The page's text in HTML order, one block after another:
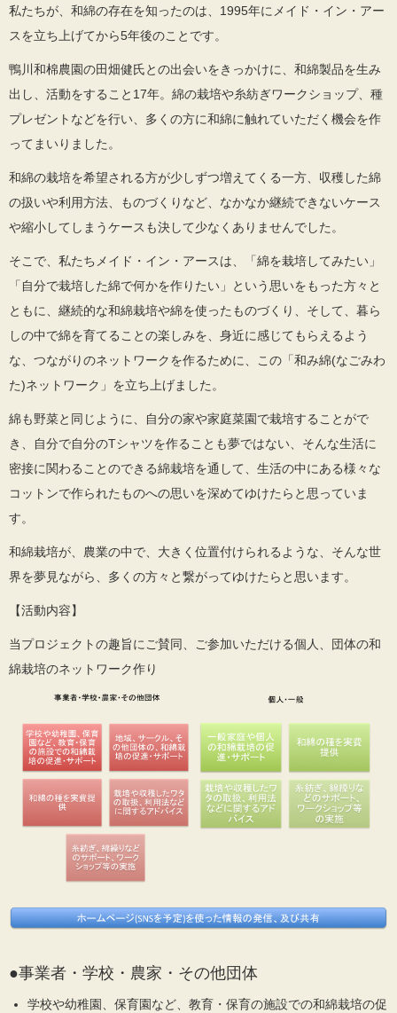
私たちが、和綿の存在を知ったのは、1995年にメイド・イン・アー
スを立ち上げてから5年後のことです。
鴨川和棉農園の田畑健氏との出会いをきっかけに、和綿製品を生み
出し、活動をすること17年。綿の栽培や糸紡ぎワークショップ、種
プレゼントなどを行い、多くの方に和綿に触れていただく機会を作
ってまいりました。
和綿の栽培を希望される方が少しずつ増えてくる一方、収穫した綿
の扱いや利用方法、ものづくりなど、なかなか継続できないケース
や縮小してしまうケースも決して少なくありませんでした。
そこで、私たちメイド・イン・アースは、「綿を栽培してみたい」
「自分で栽培した綿で何かを作りたい」という思いをもった方々と
ともに、継続的な和綿栽培や綿を使ったものづくり、そして、暮ら
しの中で綿を育てることの楽しみを、身近に感じてもらえるよう
な、つながりのネットワークを作るために、この「和み綿(なごみわ
た)ネットワーク」を立ち上げました。
綿も野菜と同じように、自分の家や家庭菜園で栽培することがで
き、自分で自分のTシャツを作ることも夢ではない、そんな生活に
密接に関わることのできる綿栽培を通して、生活の中にある様々な
コットンで作られたものへの思いを深めてゆけたらと思っていま
す。
和綿栽培が、農業の中で、大きく位置付けられるような、そんな世
界を夢見ながら、多くの方々と繋がってゆけたらと思います。
【活動内容】
当プロジェクトの趣旨にご賛同、ご参加いただける個人、団体の和
綿栽培のネットワーク作り
●事業者・学校・農家・その他団体
学校や幼稚園、保育園など、教育・保育の施設での和綿栽培の促